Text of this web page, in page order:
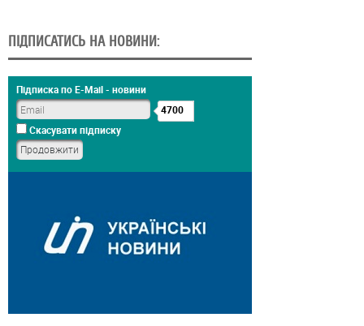
ПІДПИСАТИСЬ НА НОВИНИ:
Підписка по E-Mail - новини
4700
Скасувати підписку